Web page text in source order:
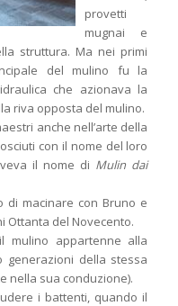
provetti
mugnai e
struttura. Ma nei primi
del mulino fu la
che azionava la
riva opposta del mulino.
anche nell’arte della
con il nome del loro
il nome di Mulin dai
di macinare con Bruno e
Ottanta del Novecento.
mulino appartenne alla
generazioni della stessa
nella sua conduzione).
i battenti, quando il